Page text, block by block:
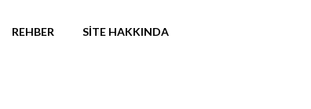
REHBER SITE HAKKINDA